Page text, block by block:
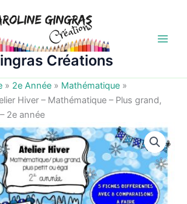
Créations
» 2e Année » Mathématique »
Hiver – Mathématique – Plus grand,
2e année